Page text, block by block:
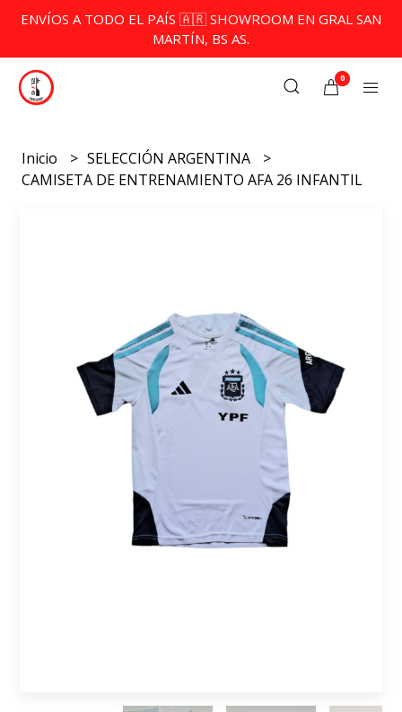
ENVÍOS A TODO EL PAÍS 🇦🇷 SHOWROOM EN GRAL SAN
MARTÍN, BS AS.
0
Inicio
SELECCIÓN ARGENTINA
CAMISETA DE ENTRENAMIENTO AFA 26 INFANTIL